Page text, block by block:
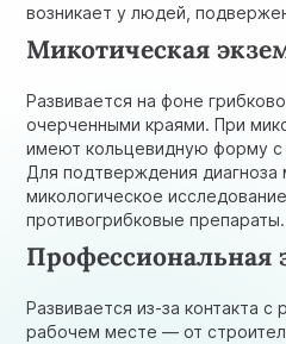
возникает у людей,
Микотическая
Развивается на фоне
очерченными краями. При
имеют кольцевидную форму
Для подтверждения диагноза
микологическое
противогрибковые препараты.
Профессиональная
Развивается из-за контакта
рабочем месте — от